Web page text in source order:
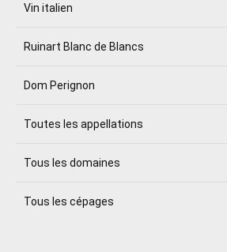
Vin italien
Ruinart Blanc de Blancs
Dom Perignon
Toutes les appellations
Tous les domaines
Tous les cépages